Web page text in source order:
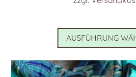
AUSFÜHRUNG